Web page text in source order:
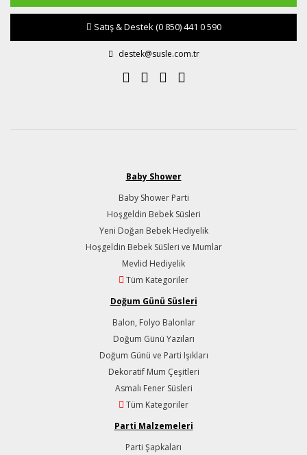
Satış & Destek(0 850) 441 0 590
destek@susle.com.tr
Baby Shower
Baby Shower Parti
Hoşgeldin Bebek Süsleri
Yeni Doğan Bebek Hediyelik
Hoşgeldin Bebek SüSleri ve Mumlar
Mevlid Hediyelik
Tüm Kategoriler
Doğum Günü Süsleri
Balon, Folyo Balonlar
Doğum Günü Yazıları
Doğum Günü ve Parti Işıkları
Dekoratif Mum Çeşitleri
Asmalı Fener Süsleri
Tüm Kategoriler
Parti Malzemeleri
Parti Şapkaları